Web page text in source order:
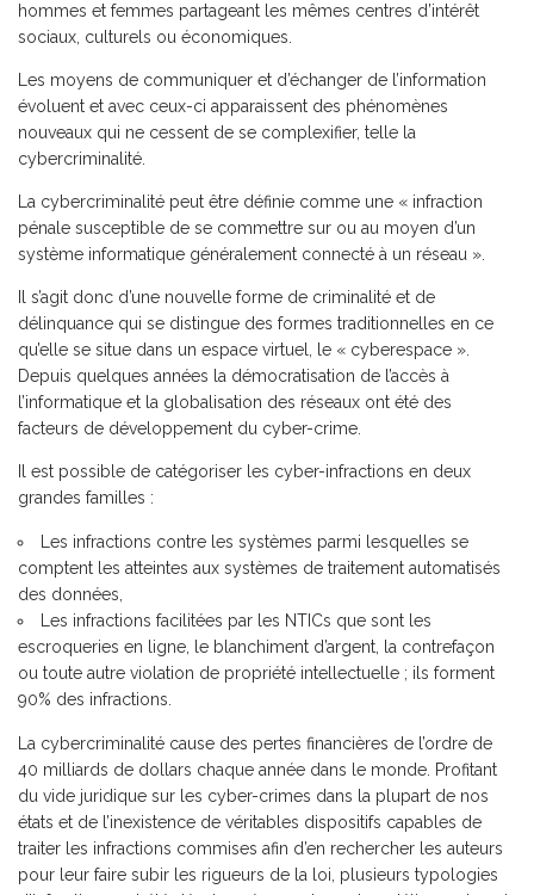
hommes et femmes partageant les mêmes centres d’intérêt
sociaux, culturels ou économiques.
Les moyens de communiquer et d’échanger de l’information
évoluent et avec ceux-ci apparaissent des phénomènes
nouveaux qui ne cessent de se complexifier, telle la
cybercriminalité.
La cybercriminalité peut être définie comme une « infraction
pénale susceptible de se commettre sur ou au moyen d’un
système informatique généralement connecté à un réseau ».
Il s’agit donc d’une nouvelle forme de criminalité et de
délinquance qui se distingue des formes traditionnelles en ce
qu’elle se situe dans un espace virtuel, le « cyberespace ».
Depuis quelques années la démocratisation de l’accès à
l’informatique et la globalisation des réseaux ont été des
facteurs de développement du cyber-crime.
Il est possible de catégoriser les cyber-infractions en deux
grandes familles :
Les infractions contre les systèmes parmi lesquelles se
comptent les atteintes aux systèmes de traitement automatisés
des données,
Les infractions facilitées par les NTICs que sont les
escroqueries en ligne, le blanchiment d’argent, la contrefaçon
ou toute autre violation de propriété intellectuelle ; ils forment
90% des infractions.
La cybercriminalité cause des pertes financières de l’ordre de
40 milliards de dollars chaque année dans le monde. Profitant
du vide juridique sur les cyber-crimes dans la plupart de nos
états et de l’inexistence de véritables dispositifs capables de
traiter les infractions commises afin d’en rechercher les auteurs
pour leur faire subir les rigueurs de la loi, plusieurs typologies